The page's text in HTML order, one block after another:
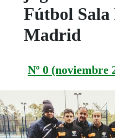
Fútbol
Madrid
Nº 0 (noviembre